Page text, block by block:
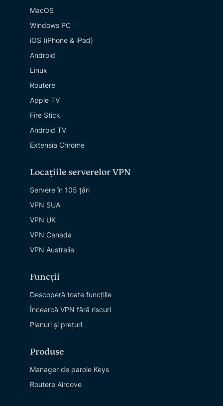
MacOS
Windows PC
iOS (iPhone & iPad)
Android
Linux
Routere
Apple TV
Fire Stick
Android TV
Extensia Chrome
Locațiile serverelor VPN
Servere în 105 țări
VPN SUA
VPN UK
VPN Canada
VPN Australia
Funcții
Descoperă toate funcțiile
Încearcă VPN fără riscuri
Planuri și prețuri
Produse
Manager de parole Keys
Routere Aircove